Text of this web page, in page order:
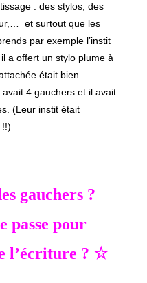
: des stylos, des
et surtout que les
par exemple l’instit
a offert un stylo plume à
était bien
4 gauchers et il avait
(Leur instit était
gauchers ?
passe pour
l’écriture ? ☆